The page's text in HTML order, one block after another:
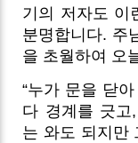
기의 저자도 이
분명합니다. 주
을 초월하여 오
“누가 문을 닫
다 경계를 긋고
는 와도 되지만